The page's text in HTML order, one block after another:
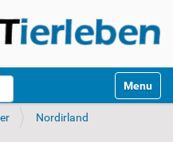
Toggle
Nordirland